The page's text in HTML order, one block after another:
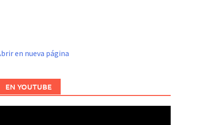
en nueva página
EN YOUTUBE